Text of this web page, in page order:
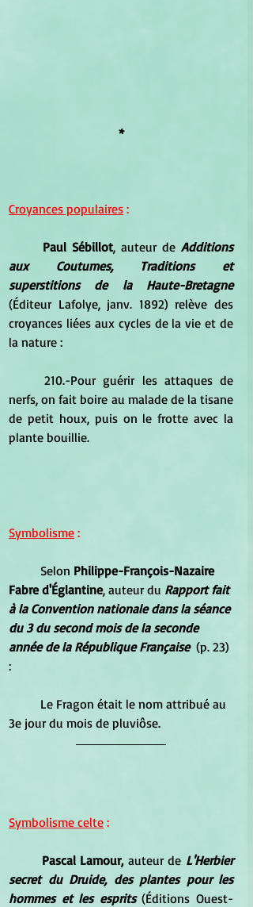
*
Croyances populaires :
Paul Sébillot, auteur de Additions
aux Coutumes, Traditions et
superstitions de la Haute-Bretagne
(Éditeur Lafolye, janv. 1892) relève des
croyances liées aux cycles de la vie et de
la nature :
	210.-Pour guérir les attaques de
nerfs, on fait boire au malade de la tisane
de petit houx, puis on le frotte avec la
plante bouillie.
Symbolisme :
	Selon
Philippe-François-Nazaire
Fabre d'Églantine, auteur du Rapport fait
à la Convention nationale dans la séance
du 3 du second mois de la seconde
année de la République Française
  (p. 23)
:
3e jour du mois de pluviôse.
Symbolisme celte :
Pascal Lamour, auteur de L'Herbier
secret du Druide, des plantes pour les
hommes et les esprits (Éditions Ouest-